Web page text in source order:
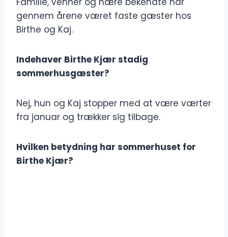
gennem årene været faste gæster hos
Birthe og Kaj.
Indehaver Birthe Kjær stadig
sommerhusgæster?
Nej, hun og Kaj stopper med at være værter
fra januar og trækker sig tilbage.
Hvilken betydning har sommerhuset for
Birthe Kjær?